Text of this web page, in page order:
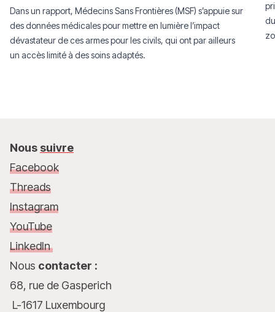
Dans un rapport, Médecins Sans Frontières (MSF) s’appuie sur
des données médicales pour mettre en lumière l’impact
dévastateur de ces armes pour les civils, qui ont par ailleurs
un accès limité à des soins adaptés.
Nous suivre
Facebook
Threads
Instagram
YouTube
LinkedIn
Nous contacter :
68, rue de Gasperich
L-1617 Luxembourg